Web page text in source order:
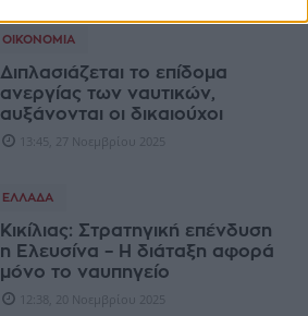
ΟΙΚΟΝΟΜΊΑ
Διπλασιάζεται το επίδομα
ανεργίας των ναυτικών,
αυξάνονται οι δικαιούχοι
13:45, 27 Νοεμβρίου 2025
ΕΛΛΆΔΑ
Κικίλιας: Στρατηγική επένδυση
η Ελευσίνα – Η διάταξη αφορά
μόνο το ναυπηγείο
12:38, 20 Νοεμβρίου 2025